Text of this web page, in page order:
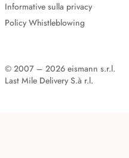
Informative sulla privacy
Policy Whistleblowing
© 2007 – 2026 eismann s.r.l.
Last Mile Delivery S.à r.l.